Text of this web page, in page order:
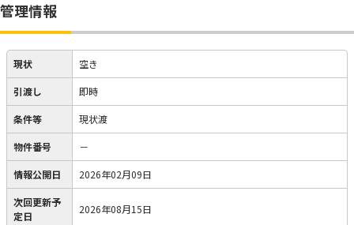
管理情報
現状 空き
引渡し 即時
条件等 現状渡
物件番号 －
情報公開日 2026年02月09日
次回更新予
定日
2026年08月15日